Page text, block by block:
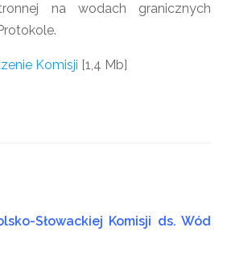
na wodach granicznych
Komisji [1,4 Mb]
Słowackiej Komisji ds. Wód